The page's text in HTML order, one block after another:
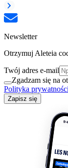
Newsletter
Otrzymuj Aleteia
Twój adres e-mail
Zgadzam się na
Polityka
Zapisz się